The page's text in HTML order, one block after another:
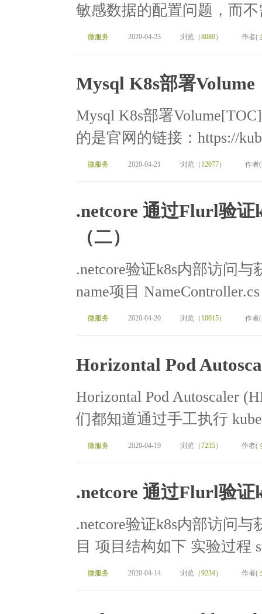
敏感数据的配置问题，而
微服务 2020-04-23 浏览（8080） 作者(
Mysql K8s部署Volume
Mysql K8s部署
的是官网的链接：https://
微服务 2020-04-21 浏览（ 12077） 作者
.netcore 通过Flurl验证
（二）
.netcore验证k8s内部访问
name项目
微服务 2020-04-20 浏览（ 10015） 作者
Horizontal Pod
Horizontal Pod Autoscaler
们都知道通过手工执行
微服务 2020-04-19 浏览（7235） 作者(
.netcore 通过Flurl验证
.netcore验证k8s内部访问
目 项目结构如下 实验过程
微服务 2020-04-14 浏览（9234） 作者(